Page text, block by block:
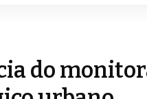
do